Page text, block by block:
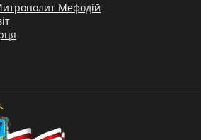
Мефодій